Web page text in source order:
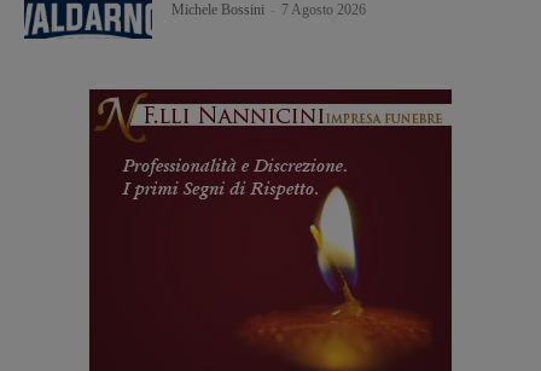
Michele Bossini 7 Agosto 2026